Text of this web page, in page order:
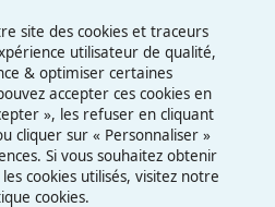
site des cookies et traceurs
utilisateur de qualité,
& optimiser certaines
accepter ces cookies en
», les refuser en cliquant
cliquer sur « Personnaliser »
Si vous souhaitez obtenir
cookies utilisés, visitez notre
cookies.